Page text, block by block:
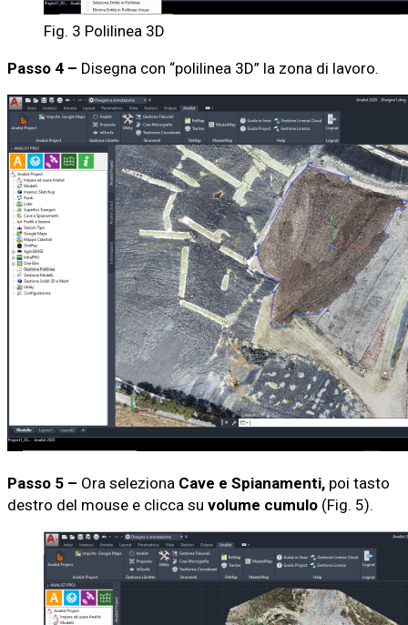
Fig. 3 Polilinea 3D
Passo 4 – Disegna con “polilinea 3D” la zona di lavoro.
Passo 5 – Ora seleziona Cave e Spianamenti, poi tasto
destro del mouse e clicca su volume cumulo (Fig. 5).